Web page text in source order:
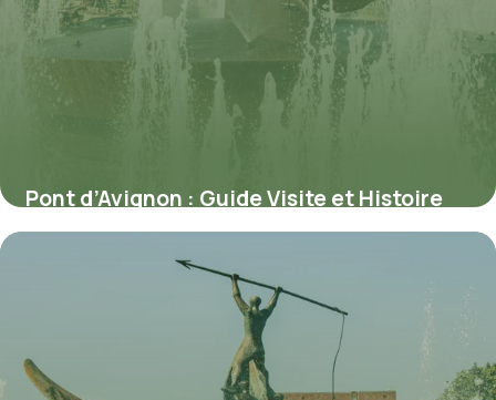
Pont d’Avignon : Guide Visite et Histoire
Complète